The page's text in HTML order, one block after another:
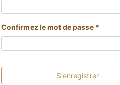
Confirmez le mot de passe *
S'enregistrer